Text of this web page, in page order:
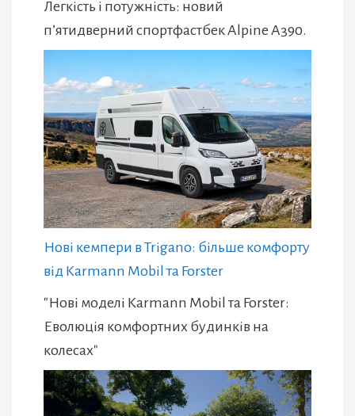
Легкість і потужність: новий
п’ятидверний спортфастбек Alpine A390.
Нові кемпери в Trigano: більше комфорту
від Karmann Mobil та Forster
"Нові моделі Karmann Mobil та Forster:
Еволюція комфортних будинків на
колесах"